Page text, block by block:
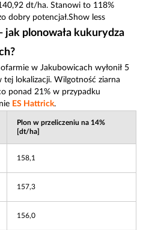
dt/ha. Stanowi to 118%
dobry potencjał.Show less
plonowała kukurydza
w Jakubowicach wyłonił 5
lokalizacji. Wilgotność ziarna
ponad 21% w przypadku
ES Hattrick.
Plon w przeliczeniu na 14%
[dt/ha]
158,1
157,3
156,0